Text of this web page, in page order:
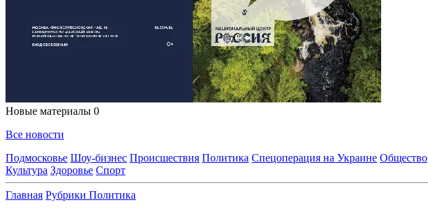
Новые материалы 0
Все новости
Подмосковье Шоу-бизнес Происшествия Политика Спецоперация на Украине Общество
Культура Здоровье Спорт
Главная Рубрики Политика